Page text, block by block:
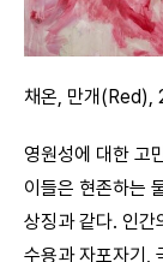
채온, 만개
영원성에 대한 고
이들은 현존하는
상징과 같다. 인간
수용과 자포자기,